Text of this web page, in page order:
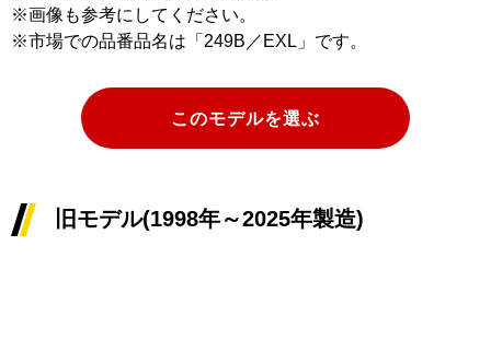
※画像も参考にしてください。
※市場での品番品名は「249B／EXL」です。
このモデルを選ぶ
旧モデル(1998年～2025年製造)